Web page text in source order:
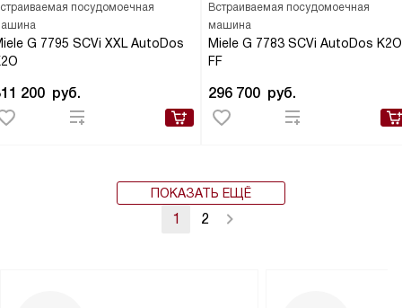
посудомоечная
G 7795 SCVi XXL AutoDos
200 руб.
Встраиваемая посудомоечная
машина
Miele G 7783 SCVi AutoDos K2O
FF
296 700 руб.
ПОКАЗАТЬ ЕЩЁ
1 2